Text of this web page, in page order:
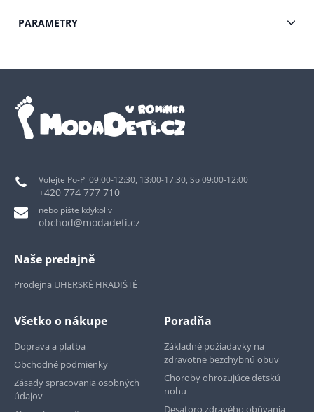
PARAMETRY
Volejte Po-Pi 09:00-12:30, 13:00-17:30, So 09:00-12:00
+420 774 777 710
nebo pište kdykoliv
obchod@modadeti.cz
Naše predajně
Prodejna UHERSKÉ HRADIŠTĚ
Všetko o nákupe
Doprava a platba
Obchodné podmienky
Zásady spracovania osobných
údajov
Poradňa
Základné požiadavky na
zdravotne bezchybnú obuv
Choroby ohrozujúce detskú
nohu
Desatoro zdravého obúvania